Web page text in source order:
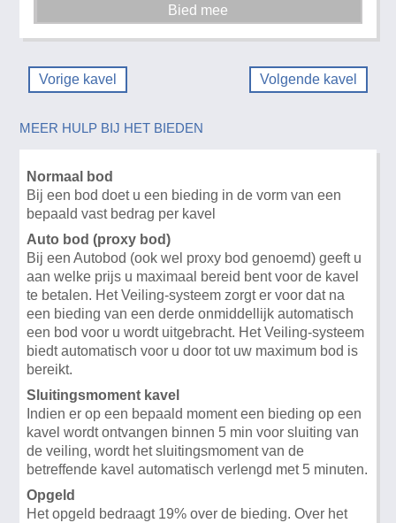
Vorige kavel Volgende kavel
MEER HULP BIJ HET BIEDEN
Normaal bod
Bij een bod doet u een bieding in de vorm van een
bepaald vast bedrag per kavel
Auto bod (proxy bod)
Bij een Autobod (ook wel proxy bod genoemd) geeft u
aan welke prijs u maximaal bereid bent voor de kavel
te betalen. Het Veiling-systeem zorgt er voor dat na
een bieding van een derde onmiddellijk automatisch
een bod voor u wordt uitgebracht. Het Veiling-systeem
biedt automatisch voor u door tot uw maximum bod is
bereikt.
Sluitingsmoment kavel
Indien er op een bepaald moment een bieding op een
kavel wordt ontvangen binnen 5 min voor sluiting van
de veiling, wordt het sluitingsmoment van de
betreffende kavel automatisch verlengd met 5 minuten.
Opgeld
Het opgeld bedraagt 19% over de bieding. Over het